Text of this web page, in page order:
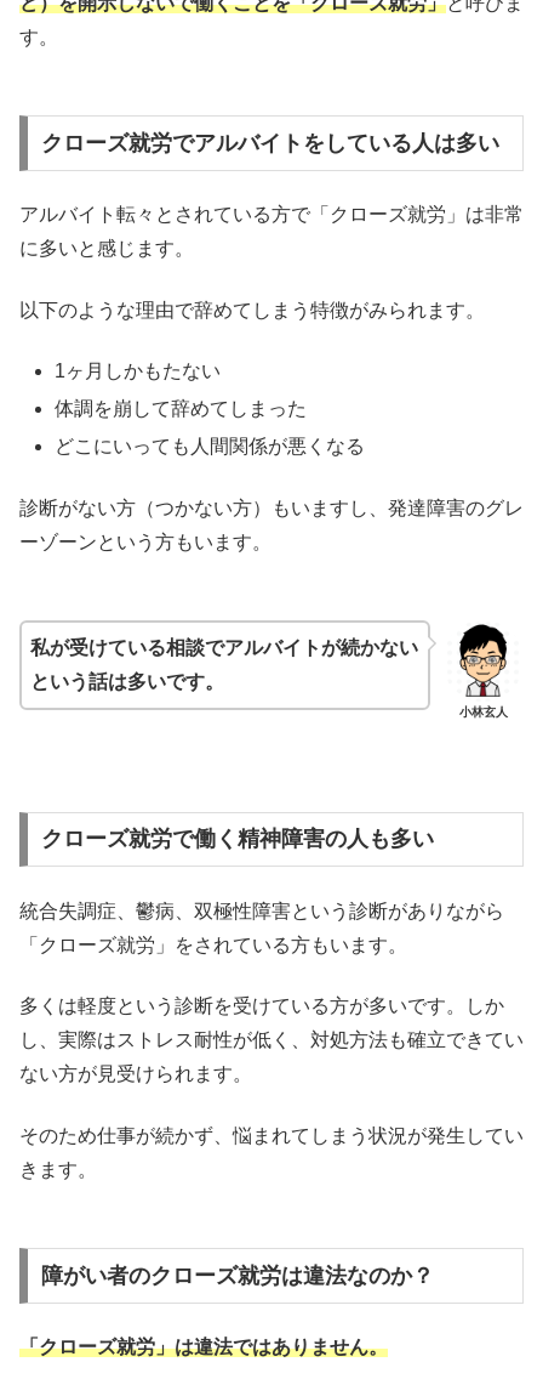
す。
クローズ就労でアルバイトをしている人は多い
アルバイト転々とされている方で「クローズ就労」は非常
に多いと感じます。
以下のような理由で辞めてしまう特徴がみられます。
1ヶ月しかもたない
体調を崩して辞めてしまった
どこにいっても人間関係が悪くなる
診断がない方（つかない方）もいますし、発達障害のグレ
ーゾーンという方もいます。
小林玄人
私が受けている相談でアルバイトが続かない
という話は多いです。
クローズ就労で働く精神障害の人も多い
統合失調症、鬱病、双極性障害という診断がありながら
「クローズ就労」をされている方もいます。
多くは軽度という診断を受けている方が多いです。しか
し、実際はストレス耐性が低く、対処方法も確立できてい
ない方が見受けられます。
そのため仕事が続かず、悩まれてしまう状況が発生してい
きます。
障がい者のクローズ就労は違法なのか？
「クローズ就労」は違法ではありません。